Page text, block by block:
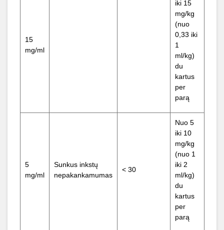
15
mg/ml
iki 15
mg/kg
(nuo
0,33 iki
1
ml/kg)
du
kartus
per
parą
5
mg/ml
Sunkus inkstų
nepakankamumas
< 30
Nuo 5
iki 10
mg/kg
(nuo 1
iki 2
ml/kg)
du
kartus
per
parą